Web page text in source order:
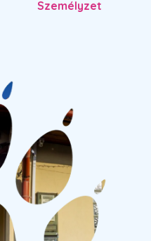
Személyzet